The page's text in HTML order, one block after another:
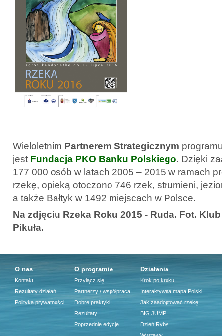
Wieloletnim Partnerem Strategicznym
jest Fundacja PKO Banku Polskiego. Dzięki
177 000 osób w latach 2005 – 2015 w ramach
rzekę, opieką otoczono 746 rzek, strumieni,
a także Bałtyk w 1492 miejscach w Polsce.
Na zdjęciu Rzeka Roku 2015 - Ruda. Fot.
Pikuła.
O nas
Kontakt
Rezultaty działań
Polityka prywatności
O programie
Przyłącz się
Partnerzy / współpraca
Dobre praktyki
Rezultaty
Poprzednie edycje
Działania
Krok po kroku
Interaktywna mapa Polski
Jak zaadoptować rzekę
BIG JUMP
Dzień Ryby